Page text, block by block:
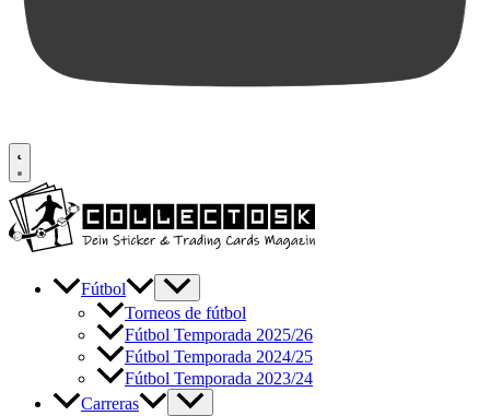
Fútbol
Torneos de fútbol
Fútbol Temporada 2025/26
Fútbol Temporada 2024/25
Fútbol Temporada 2023/24
Carreras